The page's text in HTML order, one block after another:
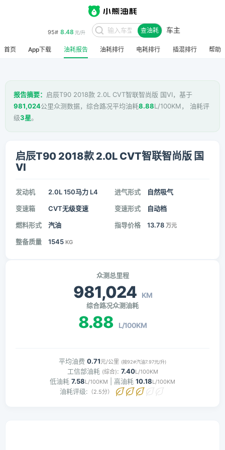
95# 8.48 元/升 查油耗 车主
首页 App下载 油耗报告 油耗排行 电耗排行 插混排行 帮助
报告摘要： 启辰T90 2018款 2.0L CVT智联智尚版 国VI，基于
981,024公里众测数据，综合路况平均油耗8.88L/100KM， 油耗评
级3星。
启辰T90 2018款 2.0L CVT智联智尚版 国
VI
发动机 2.0L 150马力 L4 进气形式 自然吸气
变速箱 CVT无级变速 变速形式 自动档
燃料形式 汽油 指导价格 13.78 万元
整备质量 1545 KG
众测总里程
981,024 KM
综合路况众测油耗
8.88 L/100KM
平均油费 0.71元/公里 (按92#汽油7.97元/升)
工信部油耗 (综合): 7.40L/100KM
低油耗 7.58L/100KM | 高油耗 10.18L/100KM
油耗评级: （2.5分）